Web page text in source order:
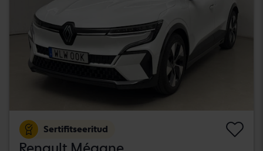
Sertifitseeritud
Renault Mégane